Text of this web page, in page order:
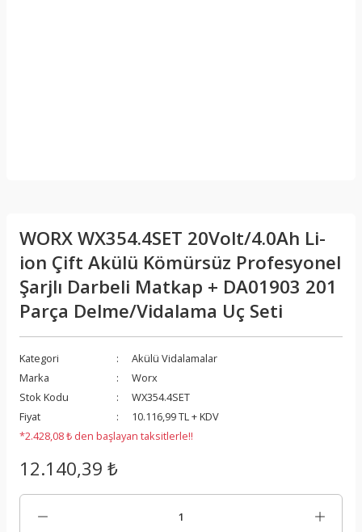
WORX WX354.4SET 20Volt/4.0Ah Li-
ion Çift Akülü Kömürsüz Profesyonel
Şarjlı Darbeli Matkap + DA01903 201
Parça Delme/Vidalama Uç Seti
Kategori
Akülü Vidalamalar
Marka
Worx
Stok Kodu
WX354.4SET
Fiyat
10.116,99 TL + KDV
*2.428,08 ₺ den başlayan taksitlerle!!
12.140,39 ₺